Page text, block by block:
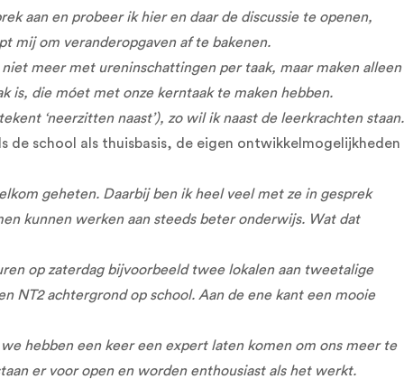
aan en probeer ik hier en daar de discussie te openen,
mij om veranderopgaven af te bakenen.
meer met ureninschattingen per taak, maar maken alleen
is, die móet met onze kerntaak te maken hebben.
‘neerzitten naast’), zo wil ik naast de leerkrachten staan.
de school als thuisbasis, de eigen ontwikkelmogelijkheden
geheten. Daarbij ben ik heel veel met ze in gesprek
kunnen werken aan steeds beter onderwijs. Wat dat
op zaterdag bijvoorbeeld twee lokalen aan tweetalige
NT2 achtergrond op school. Aan de ene kant een mooie
hebben een keer een expert laten komen om ons meer te
er voor open en worden enthousiast als het werkt.